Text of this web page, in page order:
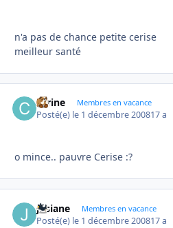
n'a pas de chance petite cerise
meilleur santé
carine Membres en vacance
Posté(e) le 1 décembre 200817 a
o mince.. pauvre Cerise :?
josiane Membres en vacance
Posté(e) le 1 décembre 200817 a